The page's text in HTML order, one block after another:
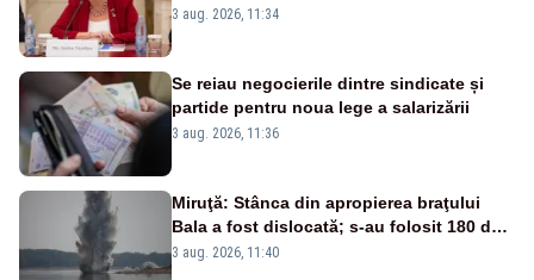
către Bruxelles, este în mare măsură
3 aug. 2026, 11:34
Se reiau negocierile dintre sindicate și
partide pentru noua lege a salarizării
3 aug. 2026, 11:36
Miruţă: Stânca din apropierea braţului
Bala a fost dislocată; s-au folosit 180 de
kilograme de explozibil
3 aug. 2026, 11:40